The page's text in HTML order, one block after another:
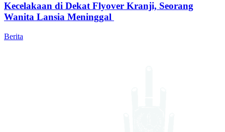
Kecelakaan di Dekat Flyover Kranji, Seorang
Wanita Lansia Meninggal
Berita